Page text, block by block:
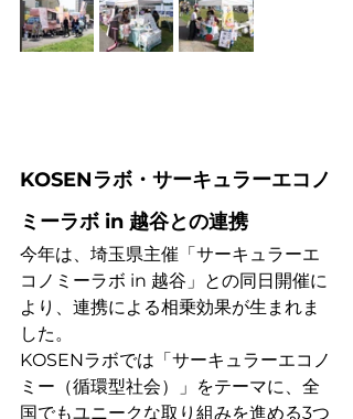
KOSENラボ・サーキュラーエコノ
ミーラボ in 越谷との連携
今年は、埼玉県主催「サーキュラーエ
コノミーラボ in 越谷」との同日開催に
より、連携による相乗効果が生まれま
した。
KOSENラボでは「サーキュラーエコノ
ミー（循環型社会）」をテーマに、全
国でもユニークな取り組みを進める3つ